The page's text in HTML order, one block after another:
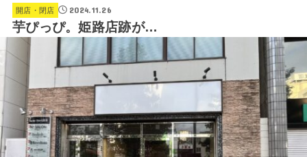
開店・閉店 2024.11.26
芋ぴっぴ。姫路店跡が…